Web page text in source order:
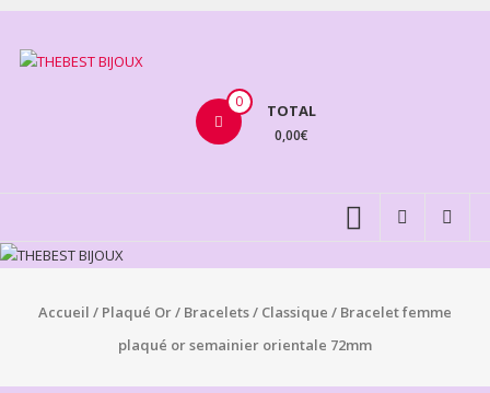
Aller
contenu
BIJOUX
0 TOTAL
0,00€
Accueil / Plaqué Or/ Bracelets/ Classique / Bracelet femme
plaqué or semainier orientale 72mm